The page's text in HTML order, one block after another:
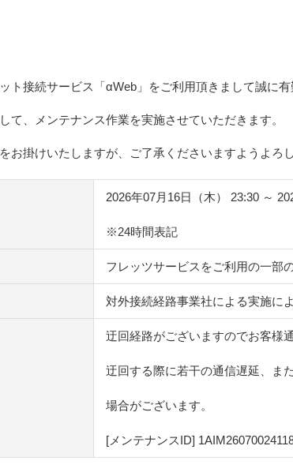
ト接続サービス「αWeb」をご利用頂きまして誠に有
て、メンテナンス作業を実施させていただきます。
お掛けいたしますが、ご了承くださいますようよろ
2026年07月16日（木） 23:30 ～
※24時間表記
フレッツサービスをご利用の一部
対外接続経路事業社による実施に
迂回経路がございますのでお客様
迂回する際に若干の通信遅延、ま
場合がございます。
[メンテナンスID]